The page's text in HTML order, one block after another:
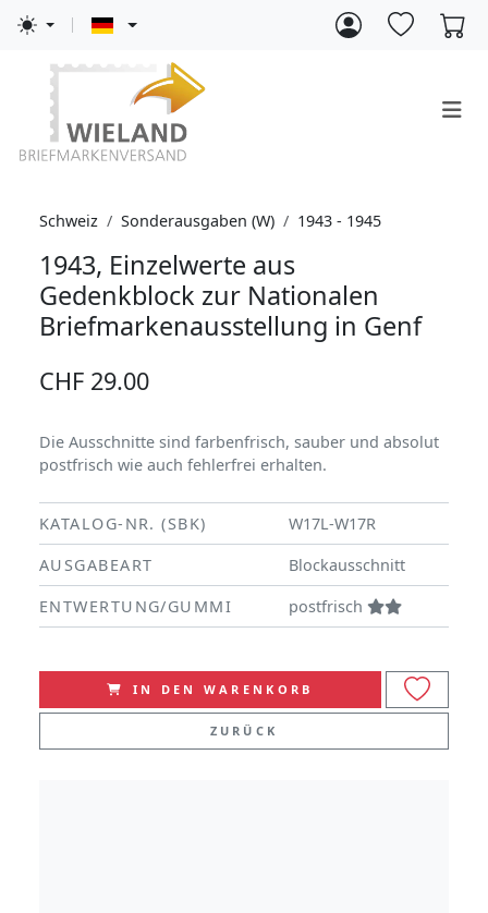
Schweiz Sonderausgaben (W) 1943 - 1945
1943, Einzelwerte aus
Gedenkblock zur Nationalen
Briefmarkenausstellung in Genf
CHF 29.00
Die Ausschnitte sind farbenfrisch, sauber und absolut
postfrisch wie auch fehlerfrei erhalten.
KATALOG-NR. (SBK)
W17L-W17R
AUSGABEART
Blockausschnitt
ENTWERTUNG/GUMMI
postfrisch
IN DEN WARENKORB
ZURÜCK